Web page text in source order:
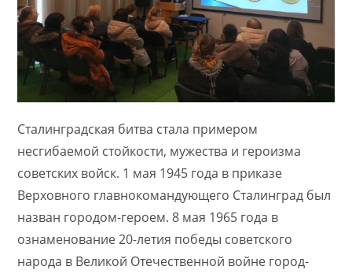
Сталинградская битва стала примером
несгибаемой стойкости, мужества и героизма
советских войск. 1 мая 1945 года в приказе
Верховного главнокомандующего Сталинград был
назван городом-героем. 8 мая 1965 года в
ознаменование 20-летия победы советского
народа в Великой Отечественной войне город-